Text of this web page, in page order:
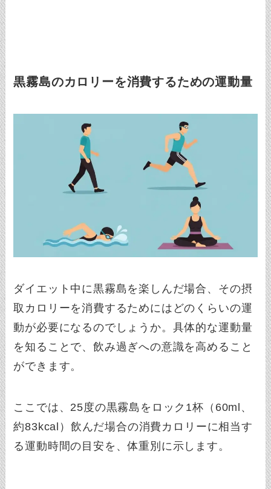
黒霧島のカロリーを消費するための運動量
ダイエット中に黒霧島を楽しんだ場合、その摂
取カロリーを消費するためにはどのくらいの運
動が必要になるのでしょうか。具体的な運動量
を知ることで、飲み過ぎへの意識を高めること
ができます。
ここでは、25度の黒霧島をロック1杯（60ml、
約83kcal）飲んだ場合の消費カロリーに相当す
る運動時間の目安を、体重別に示します。